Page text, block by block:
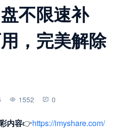
不限速补
，完美解除
1552 0
内容👉https://imyshare.com/